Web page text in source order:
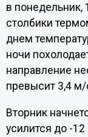
в понедельник,
столбики
днем
ночи
направление
превысит 3,4 м/
Вторник
усилится до -